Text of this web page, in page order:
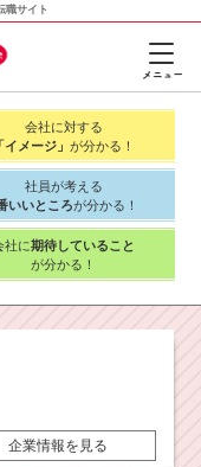
職サイト
会社に対する
「イメージ」が分かる！
社員が考える
いいところが分かる！
社に期待していること
が分かる！
企業情報を見る